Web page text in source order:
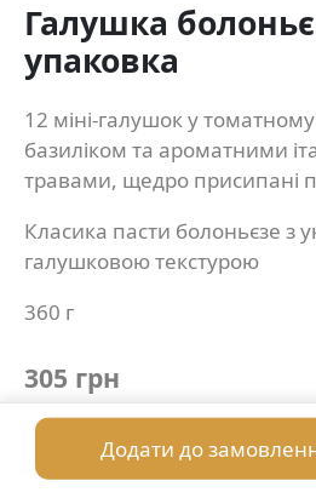
Галушка
упаковка
12 міні-галушок у
базиліком та ароматними
травами, щедро присипані
Класика пасти болоньєзе з
галушковою текстурою
360 г
305 грн
Додати до